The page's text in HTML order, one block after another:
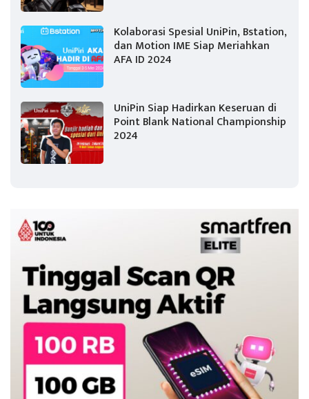
Kolaborasi Spesial UniPin, Bstation,
dan Motion IME Siap Meriahkan
AFA ID 2024
UniPin Siap Hadirkan Keseruan di
Point Blank National Championship
2024